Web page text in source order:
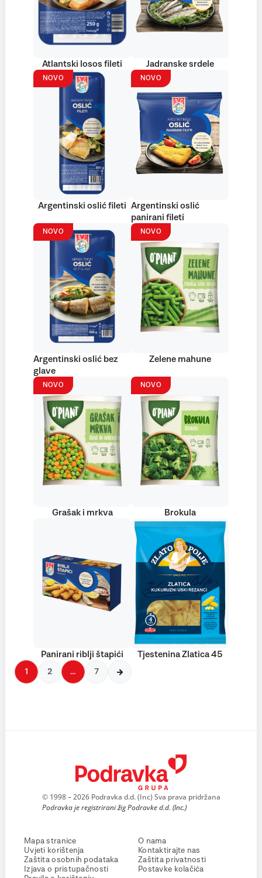
Atlantski losos fileti Jadranske srdele
NOVO
Argentinski oslić fileti
NOVO
Argentinski oslić
panirani fileti
NOVO
Argentinski oslić bez
glave
NOVO
Zelene mahune
NOVO
Grašak i mrkva
NOVO
Brokula
Panirani riblji štapići Tjestenina Zlatica 45
1 2 … 7
© 1998 – 2026 Podravka d.d. (Inc) Sva prava pridržana
Podravka je registrirani žig Podravke d.d. (Inc.)
Mapa stranice
Uvjeti korištenja
Zaštita osobnih podataka
Izjava o pristupačnosti
O nama
Kontaktirajte nas
Zaštita privatnosti
Postavke kolačića